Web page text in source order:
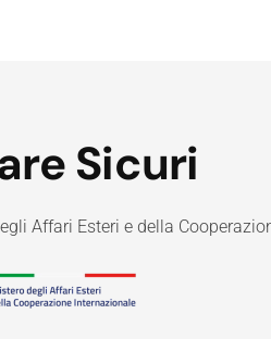
Sicuri
Affari Esteri e della